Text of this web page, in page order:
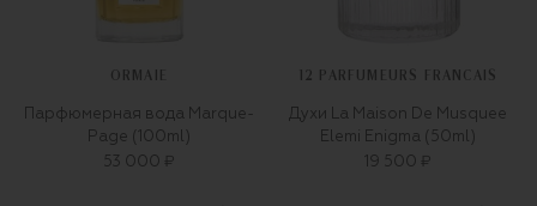
ORMAIE
Парфюмерная вода Marque-
Page (100ml)
53 000 ₽
12 PARFUMEURS FRANCAIS
Духи La Maison De Musquee
Elemi Enigma (50ml)
19 500 ₽